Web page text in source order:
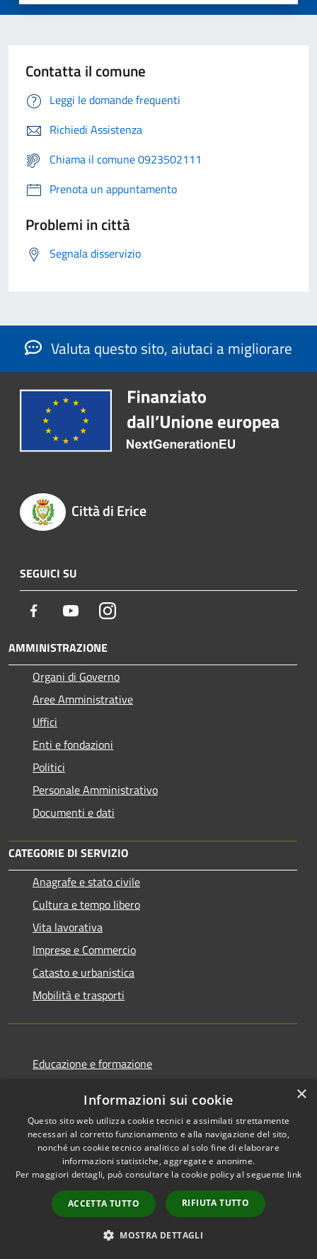
Contatta il comune
Leggi le domande frequenti
Richiedi Assistenza
Chiama il comune 0923502111
Prenota un appuntamento
Problemi in città
Segnala disservizio
Valuta questo sito, aiutaci a migliorare
Città di Erice
SEGUICI SU
Facebook YoutubeInstagram
AMMINISTRAZIONE
Organi di Governo
Aree Amministrative
Uffici
Enti e fondazioni
Politici
Personale Amministrativo
Documenti e dati
CATEGORIE DI SERVIZIO
Anagrafe e stato civile
Cultura e tempo libero
Vita lavorativa
Imprese e Commercio
Catasto e urbanistica
Mobilità e trasporti
Educazione e formazione
Tributi,finanze e contravvenzioni
Ambiente
Salute, benessere e assistenza
Autorizzazioni
×
Informazioni sui cookie
Questo sito web utilizza cookie tecnici e assimilati strettamente
necessari al corretto funzionamento e alla navigazione del sito,
nonché un cookie tecnico analitico al solo fine di elaborare
informazioni statistiche, aggregate e anonime.
Per maggiori dettagli, può consultare la cookie policy al seguente link
ACCETTA TUTTO RIFIUTA TUTTO
MOSTRA DETTAGLI